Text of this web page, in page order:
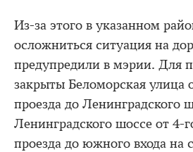
Из-за этого в указанном
осложниться ситуация на
предупредили в мэрии. Для
закрыты Беломорская улица
проезда до Ленинградского
Ленинградского шоссе от 4-
проезда до южного входа на